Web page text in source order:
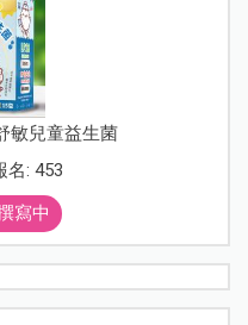
敏兒童益生菌
名: 453
寫中